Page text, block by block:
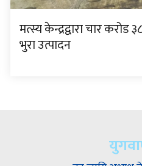
मत्स्य केन्द्रद्वारा चार करोड
भुरा उत्पादन